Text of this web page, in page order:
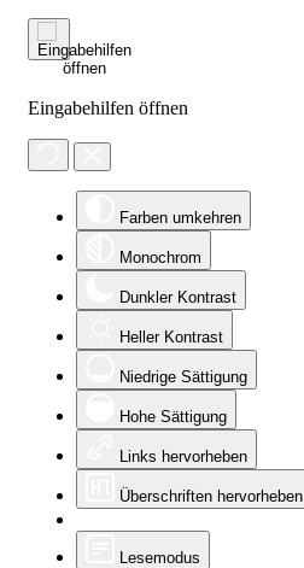
Eingabehilfen öffnen
Farben umkehren
Monochrom
Dunkler Kontrast
Heller Kontrast
Niedrige Sättigung
Hohe Sättigung
Links hervorheben
Überschriften hervorheben
Lesemodus